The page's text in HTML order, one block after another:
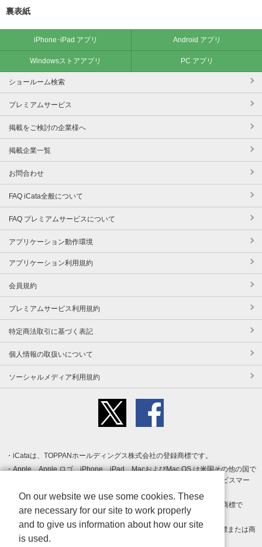
裏表紙
iPhone･iPad アプリ Android アプリ
Windowsストアアプリ PC アプリ
ショールーム検索
プレミアムサービス
掲載をご検討の企業様へ
掲載企業一覧
お問合わせ
FAQ iCata全般について
FAQ プレミアムサービスについて
アプリケーション動作環境
アプリケーション利用規約
会員規約
プレミアムサービス利用規約
特定商法取引に基づく表記
個人情報の取扱いについて
ソーシャルメディア利用規約
iCataは、TOPPANホールディングス株式会社の登録商標です。
Apple、Apple ロゴ、iPhone、iPad、MacおよびMac OS は米国その他の国で
登録された Apple Inc. の商標です。App Store は Apple Inc. のサービスマー
クです。
Android、Google Play および Google Play ロゴ は Google LLC の商標で
す。
Windows は Microsoft Inc.の米国およびその他の国における登録商標または商
標です。
On our website we use some cookies. These
are necessary for our site to work properly
and to give us information about how our site
is used.